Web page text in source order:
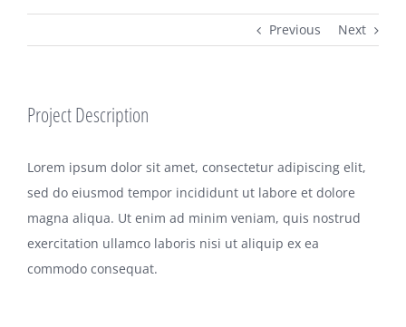
Previous Next
Project Description
Lorem ipsum dolor sit amet, consectetur adipiscing elit,
sed do eiusmod tempor incididunt ut labore et dolore
magna aliqua. Ut enim ad minim veniam, quis nostrud
exercitation ullamco laboris nisi ut aliquip ex ea
commodo consequat.